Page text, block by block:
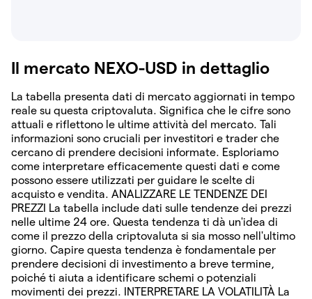
Il mercato NEXO-USD in dettaglio
La tabella presenta dati di mercato aggiornati in tempo
reale su questa criptovaluta. Significa che le cifre sono
attuali e riflettono le ultime attività del mercato. Tali
informazioni sono cruciali per investitori e trader che
cercano di prendere decisioni informate. Esploriamo
come interpretare efficacemente questi dati e come
possono essere utilizzati per guidare le scelte di
acquisto e vendita. ANALIZZARE LE TENDENZE DEI
PREZZI La tabella include dati sulle tendenze dei prezzi
nelle ultime 24 ore. Questa tendenza ti dà un'idea di
come il prezzo della criptovaluta si sia mosso nell'ultimo
giorno. Capire questa tendenza è fondamentale per
prendere decisioni di investimento a breve termine,
poiché ti aiuta a identificare schemi o potenziali
movimenti dei prezzi. INTERPRETARE LA VOLATILITÀ La